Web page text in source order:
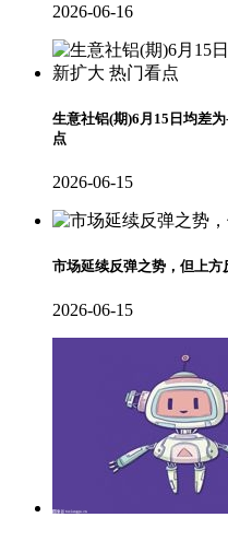
2026-06-16
生意社铝(期)6月15日均差
点
2026-06-15
市场延续反弹之势，但上方
2026-06-15